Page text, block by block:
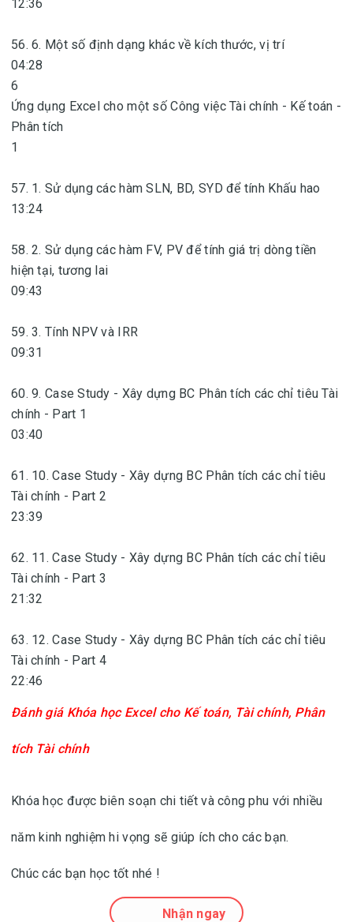
12:36
56. 6. Một số định dạng khác về kích thước, vị trí
04:28
6
Ứng dụng Excel cho một số Công việc Tài chính - Kế toán -
Phân tích
1
57. 1. Sử dụng các hàm SLN, BD, SYD để tính Khấu hao
13:24
58. 2. Sử dụng các hàm FV, PV để tính giá trị dòng tiền
hiện tại, tương lai
09:43
59. 3. Tính NPV và IRR
09:31
60. 9. Case Study - Xây dựng BC Phân tích các chỉ tiêu Tài
chính - Part 1
03:40
61. 10. Case Study - Xây dựng BC Phân tích các chỉ tiêu
Tài chính - Part 2
23:39
62. 11. Case Study - Xây dựng BC Phân tích các chỉ tiêu
Tài chính - Part 3
21:32
63. 12. Case Study - Xây dựng BC Phân tích các chỉ tiêu
Tài chính - Part 4
22:46
Đánh giáKhóa học Excel cho Kế toán, Tài chính, Phân
tích Tài chính
Khóa học được biên soạn chi tiết và công phu với nhiều
năm kinh nghiệm hi vọng sẽ giúp ích cho các bạn.
Chúc các bạn học tốt nhé !
Nhận ngay